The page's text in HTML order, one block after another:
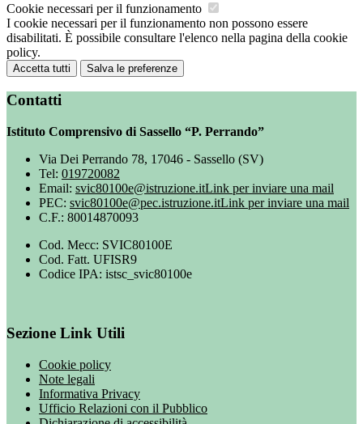
Cookie necessari per il funzionamento
I cookie necessari per il funzionamento non possono essere
disabilitati. È possibile consultare l'elenco nella pagina della cookie
policy.
Accetta tutti Salva le preferenze
Contatti
Istituto Comprensivo di Sassello “P. Perrando”
Via Dei Perrando 78, 17046 - Sassello (SV)
Tel: 019720082
Email: svic80100e@istruzione.itLink per inviare una mail
PEC: svic80100e@pec.istruzione.itLink per inviare una mail
C.F.: 80014870093
Cod. Mecc: SVIC80100E
Cod. Fatt. UFISR9
Codice IPA: istsc_svic80100e
Sezione Link Utili
Cookie policy
Note legali
Informativa Privacy
Ufficio Relazioni con il Pubblico